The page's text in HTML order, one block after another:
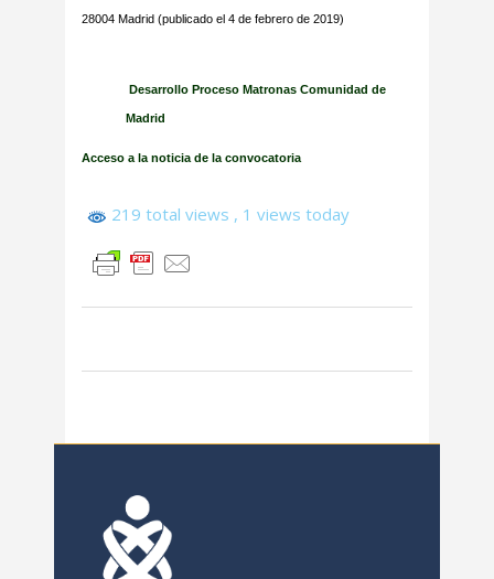
28004 Madrid (publicado el 4 de febrero de 2019)
Desarrollo Proceso Matronas Comunidad de
Madrid
Acceso a la noticia de la convocatoria
219 total views , 1 views today